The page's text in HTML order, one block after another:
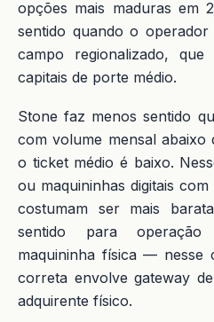
opções mais maduras em
sentido quando o operador
campo regionalizado,
capitais de porte médio.
Stone faz menos sentido
com volume mensal
o ticket médio é baixo.
ou maquininhas digitais
costumam ser mais
sentido para
maquininha física — nesse
correta envolve gateway
adquirente físico.